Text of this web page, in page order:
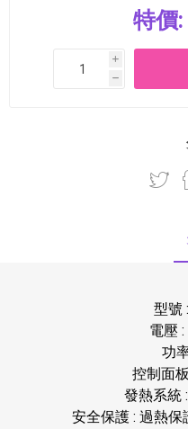
特價:
i
h
型號
電壓
功
控制面
發熱系統
安全保護 : 過熱